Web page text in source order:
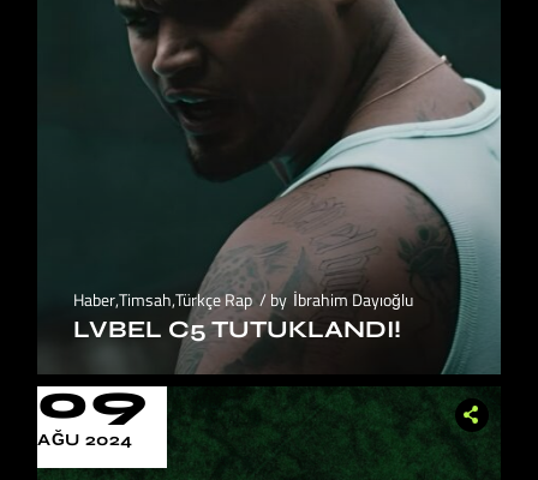
Haber,Timsah,Türkçe Rap by İbrahim Dayıoğlu
LVBEL C5 TUTUKLANDI!
09
AĞU 2024